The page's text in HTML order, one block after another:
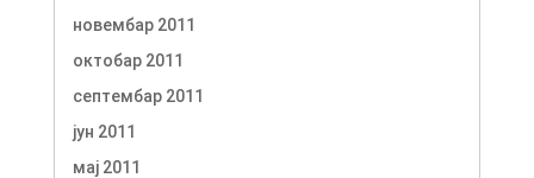
новембар 2011
октобар 2011
септембар 2011
јун 2011
мај 2011